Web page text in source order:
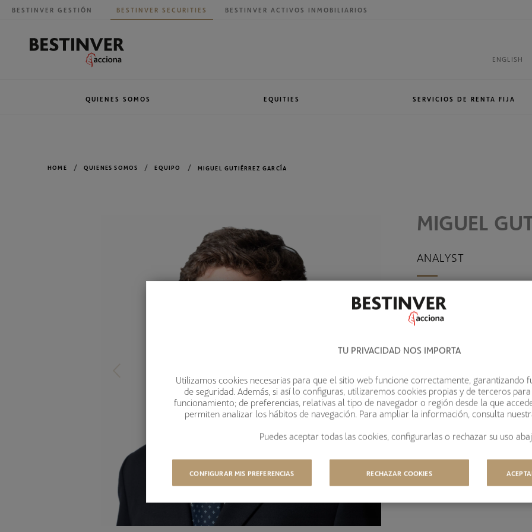
BESTINVER GESTIÓN BESTINVER SECURITIES BESTINVER ACTIVOS INMOBILIARIOS
ENGLISH
QUIENES SOMOS EQUITIES SERVICIOS DE RENTA FIJA
HOME QUIENES SOMOS EQUIPO MIGUEL GUTIÉRREZ GARCÍA
MIGUEL
ANALYST
Miguel es Corporate Finance
en febrero de 2025 como
equipo de M&A y
Debt de Santander CIB, en
Equity Everwood Capital
asesoramiento patrimonial
Dirección de Empresas por
VISITAR PERFIL DE LINKEDIN
TU PRIVACIDAD NOS IMPORTA
Utilizamos cookies necesarias para que el sitio web funcione correctamente, garantizando
de seguridad. Además, si así lo configuras, utilizaremos cookies propias y de terceros
funcionamiento; de preferencias, relativas al tipo de navegador o región desde la que
permiten analizar los hábitos de navegación. Para ampliar la información, consulta
Puedes aceptar todas las cookies, configurarlas o rechazar su uso
CONFIGURAR MIS PREFERENCIAS RECHAZAR COOKIES